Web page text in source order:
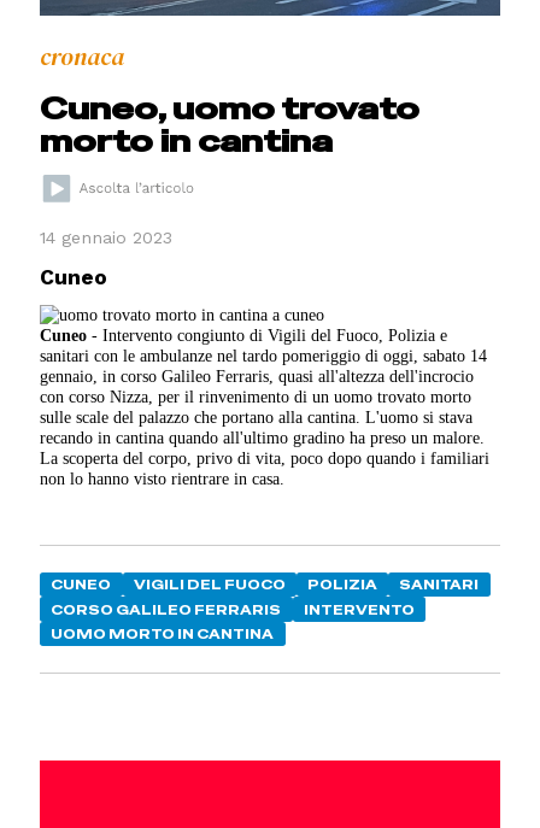
cronaca
Cuneo, uomo trovato
morto in cantina
14 gennaio 2023
Cuneo
Cuneo - Intervento congiunto di Vigili del Fuoco, Polizia e
sanitari con le ambulanze nel tardo pomeriggio di oggi, sabato 14
gennaio, in corso Galileo Ferraris, quasi all'altezza dell'incrocio
con corso Nizza, per il rinvenimento di un uomo trovato morto
sulle scale del palazzo che portano alla cantina. L'uomo si stava
recando in cantina quando all'ultimo gradino ha preso un malore.
La scoperta del corpo, privo di vita, poco dopo quando i familiari
non lo hanno visto rientrare in casa.
CUNEO VIGILI DEL FUOCO POLIZIA
SANITARI
CORSO GALILEO FERRARIS
INTERVENTO
UOMO MORTO IN CANTINA